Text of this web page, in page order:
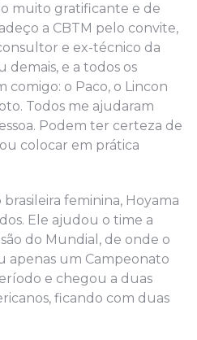
muito gratificante e de
a CBTM pelo convite,
e ex-técnico da
demais, e a todos os
comigo: o Paco, o Lincon
Todos me ajudaram
Podem ter certeza de
colocar em prática
feminina, Hoyama
Ele ajudou o time a
do Mundial, de onde o
apenas um Campeonato
e chegou a duas
ficando com duas